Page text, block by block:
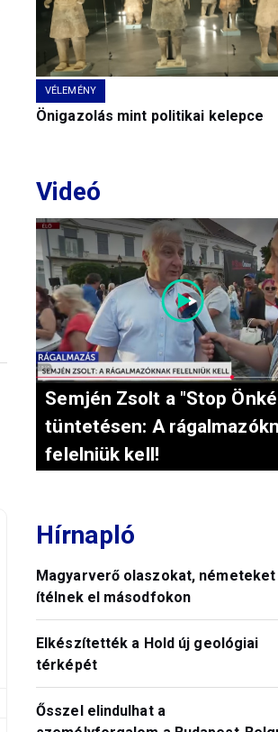
VÉLEMÉNY
Önigazolás mint politikai kelepce
Videó
Semjén Zsolt a "Stop
tüntetésen: A
felelniük kell!
Hírnapló
Magyarverő olaszokat, németeket
ítélnek el másodfokon
Elkészítették a Hold új geológiai
térképét
Ősszel elindulhat a